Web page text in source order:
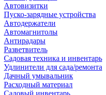
Автовизитки
Пуско-зарядные устройства
Автодержатели
Автомагнитолы
Антирадары
Разветвитель
Садовая техника и инвентарь
Удлинители для сада/ремонта
Дачный умывальник
Расходный материал
Садовый инвентарь